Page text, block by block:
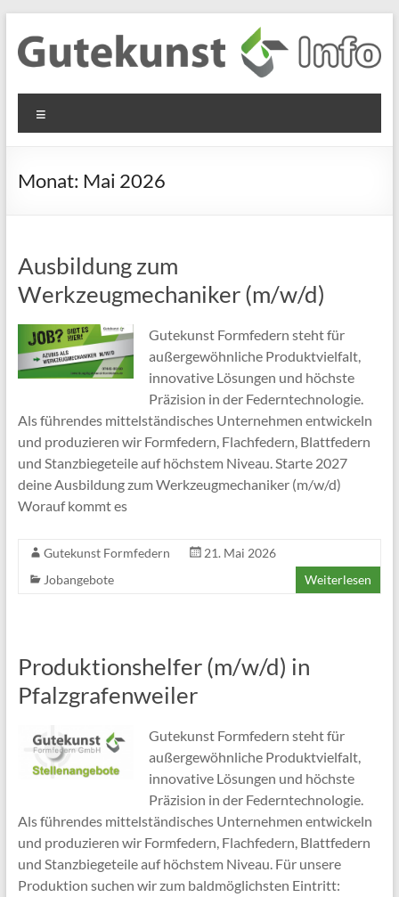
Inhalt
springen
Gutekunst
Formfedern
GmbH
Informationen
Flachmaterial
Monat: Mai 2026
Ausbildung zum
Werkzeugmechaniker (m/w/d)
Gutekunst Formfedern steht für
außergewöhnliche Produktvielfalt,
innovative Lösungen und höchste
Präzision in der Federntechnologie.
Als führendes mittelständisches Unternehmen entwickeln
und produzieren wir Formfedern, Flachfedern, Blattfedern
und Stanzbiegeteile auf höchstem Niveau. Starte 2027
deine Ausbildung zum Werkzeugmechaniker (m/w/d)
Worauf kommt es
Gutekunst Formfedern
21. Mai 2026
Jobangebote
Weiterlesen
Produktionshelfer (m/w/d) in
Pfalzgrafenweiler
Gutekunst Formfedern steht für
außergewöhnliche Produktvielfalt,
innovative Lösungen und höchste
Präzision in der Federntechnologie.
Als führendes mittelständisches Unternehmen entwickeln
und produzieren wir Formfedern, Flachfedern, Blattfedern
und Stanzbiegeteile auf höchstem Niveau. Für unsere
Produktion suchen wir zum baldmöglichsten Eintritt: